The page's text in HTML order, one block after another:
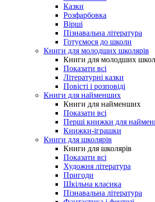
Казки
Розфарбовка
Вірші
Пізнавальна література
Готуємося до школи
Книги для молодших школярів
Книги для молодших
Показати всі
Літературні казки
Повісті і розповіді
Книги для найменших
Книги для найменших
Показати всі
Перші книжки для
Книжки-іграшки
Книги для школярів
Книги для школярів
Показати всі
Художня література
Пригоди
Шкільна класика
Пізнавальна література